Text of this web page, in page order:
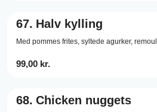
67. Halv kylling
Med pommes frites, syltede agurker,
99,00 kr.
68. Chicken nuggets